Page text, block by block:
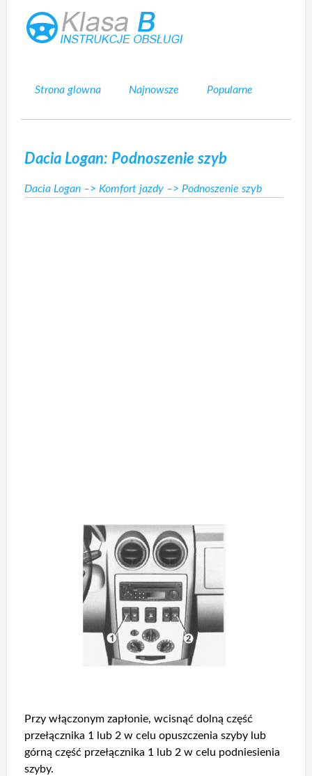
Strona glowna Najnowsze Popularne
Dacia Logan: Podnoszenie szyb
Dacia Logan –> Komfort jazdy –> Podnoszenie szyb
Przy włączonym zapłonie, wcisnąć dolną część
przełącznika 1 lub 2 w celu opuszczenia szyby lub
górną część przełącznika 1 lub 2 w celu podniesienia
szyby.